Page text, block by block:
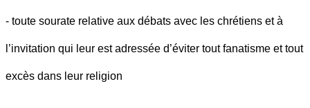
- toute sourate relative aux débats avec les chrétiens et à
l’invitation qui leur est adressée d’éviter tout fanatisme et tout
excès dans leur religion